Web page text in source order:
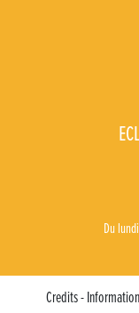
Du
Credits -